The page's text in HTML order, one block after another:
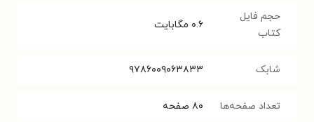
حجم فایل
کتاب
۰.۶ مگابایت
شابک ۹۷۸۶۰۰۹۰۶۳۸۳۳
تعداد صفحه‌ها ۸۰ صفحه